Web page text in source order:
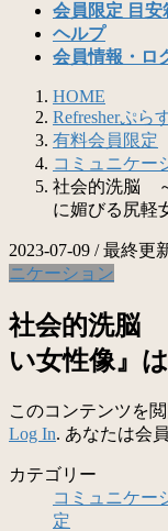
会員限定 目安
ヘルプ
会員情報・ロ
HOME
Refresherぷら
有料会員限定
コミュニケー
社会的洗脳
に媚びる尻軽
2023-07-09 / 最終更
ニケーション
社会的洗脳
い女性像』
このコンテンツを
Log In. あなたは会
カテゴリー
コミュニケー
定